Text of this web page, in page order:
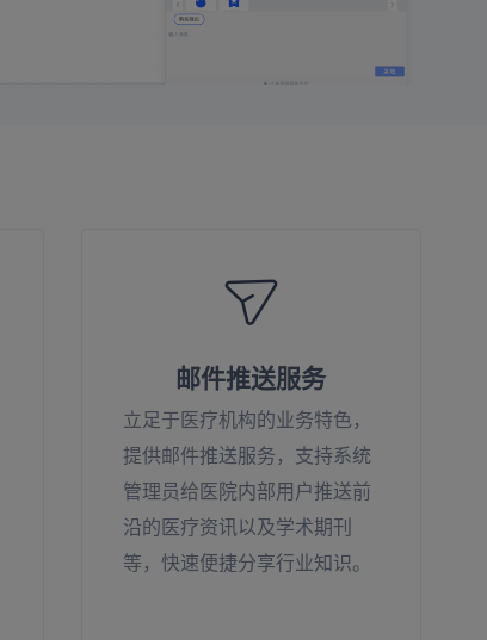
邮件推送服务
立足于医疗机构的业务特色，
提供邮件推送服务，支持系统
管理员给医院内部用户推送前
沿的医疗资讯以及学术期刊
等，快速便捷分享行业知识。